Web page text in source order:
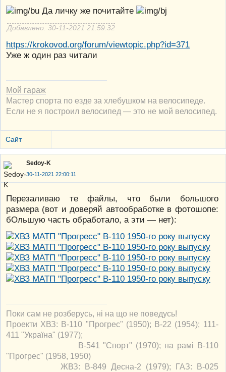
Да личку же почитайте
Добавлено: 30-11-2021 21:59:32
https://krokovod.org/forum/viewtopic.php?id=371
Уже ж один раз читали
Мой гараж
Мастер спорта по езде за хлебушком на велосипеде.
Если не я построил велосипед — это не мой велосипед.
Сайт
Sedoy-K
30-11-2021 22:00:11
Перезаливаю те файлы, что были большого
размера (вот и доверяй автообработке в фотошопе:
бОльшую часть обработало, а эти — нет):
Поки сам не розберусь, ні на що не поведусь!
Проекти ХВЗ: В-110 "Прогрес" (1950); В-22 (1954); 111-
411 "Україна" (1977);
В-541 "Спорт" (1970); на рамі В-110
"Прогрес" (1958, 1950)
ЖВЗ: В-849 Десна-2 (1979); ГАЗ: В-025